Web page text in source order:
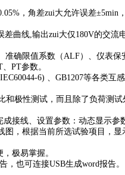
，角差zui大允许误差±5min
曲线,输出zui大仅180V的交流
确限值系数（ALF）、仪表保
PT参数。
6) 、GB1207等各类互
和极性测试，而且除了负荷测
接线、设置参数：动态显示参
，根据当前所选试验项目，显
极易掌握。
，也可连接USB生成word报告。